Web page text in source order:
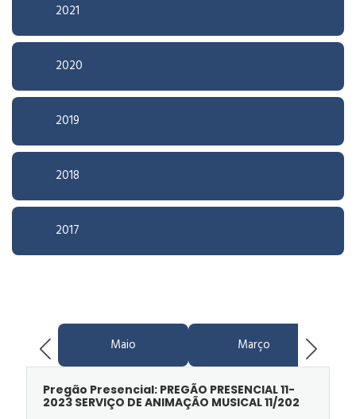
2021
2020
2019
2018
2017
Maio Março
Pregão Presencial: PREGÃO PRESENCIAL 11-
2023 SERVIÇO DE ANIMAÇÃO MUSICAL 11/202